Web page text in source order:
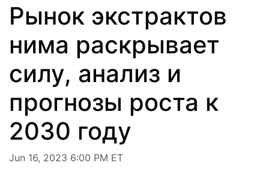
Рынок экстрактов
нима раскрывает
силу, анализ и
прогнозы роста к
2030 году
Jun 16, 2023 6:00 PM ET